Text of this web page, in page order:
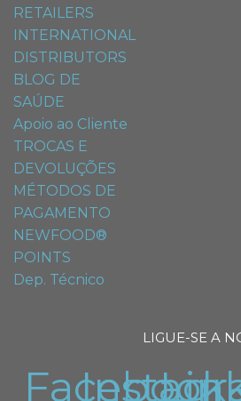
RETAILERS
INTERNATIONAL
DISTRIBUTORS
BLOG DE
SAÚDE
Apoio ao Cliente
TROCAS E
DEVOLUÇÕES
MÉTODOS DE
PAGAMENTO
NEWFOOD®
POINTS
Dep. Técnico
LIGUE-SE A
Facebook